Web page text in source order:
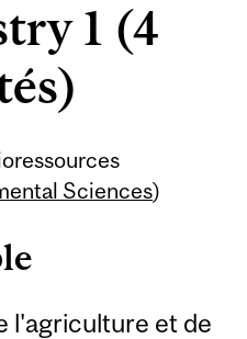
1 (4
Sciences)
l'agriculture et de